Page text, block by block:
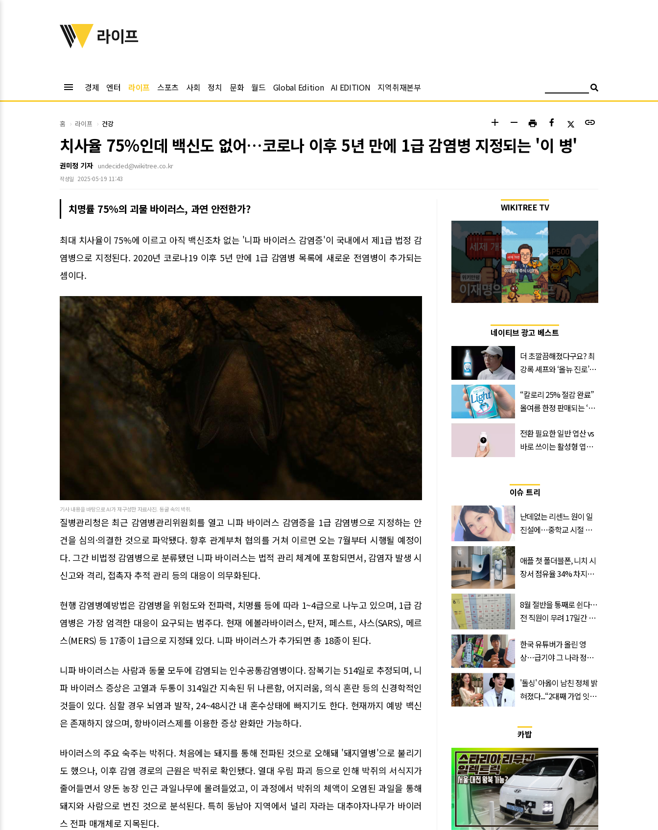
위키트리
라이프
menu 경제 엔터 라이프 스포츠 사회 정치 문화 월드 Global Edition AI EDITION 지역취재본부
홈 라이프 건강 add remove print link
치사율 75%인데 백신도 없어…코로나 이후 5년 만에 1급 감염병 지정되는 '이 병'
권미정 기자 undecided@wikitree.co.kr
작성일 2025-05-19 11:43
치명률 75%의 괴물 바이러스, 과연 안전한가?
최대 치사율이 75%에 이르고 아직 백신조차 없는 '니파 바이러스 감염증'이 국내에서 제1급 법정 감
염병으로 지정된다. 2020년 코로나19 이후 5년 만에 1급 감염병 목록에 새로운 전염병이 추가되는
셈이다.
기사 내용을 바탕으로 AI가 재구성한 자료사진. 동굴 속의 박쥐.
질병관리청은 최근 감염병관리위원회를 열고 니파 바이러스 감염증을 1급 감염병으로 지정하는 안
건을 심의·의결한 것으로 파악됐다. 향후 관계부처 협의를 거쳐 이르면 오는 7월부터 시행될 예정이
다. 그간 비법정 감염병으로 분류됐던 니파 바이러스는 법적 관리 체계에 포함되면서, 감염자 발생 시
신고와 격리, 접촉자 추적 관리 등의 대응이 의무화된다.
현행 감염병예방법은 감염병을 위험도와 전파력, 치명률 등에 따라 1~4급으로 나누고 있으며, 1급 감
염병은 가장 엄격한 대응이 요구되는 범주다. 현재 에볼라바이러스, 탄저, 페스트, 사스(SARS), 메르
스(MERS) 등 17종이 1급으로 지정돼 있다. 니파 바이러스가 추가되면 총 18종이 된다.
니파 바이러스는 사람과 동물 모두에 감염되는 인수공통감염병이다. 잠복기는 514일로 추정되며, 니
파 바이러스 증상은 고열과 두통이 314일간 지속된 뒤 나른함, 어지러움, 의식 혼란 등의 신경학적인
것들이 있다. 심할 경우 뇌염과 발작, 24~48시간 내 혼수상태에 빠지기도 한다. 현재까지 예방 백신
은 존재하지 않으며, 항바이러스제를 이용한 증상 완화만 가능하다.
바이러스의 주요 숙주는 박쥐다. 처음에는 돼지를 통해 전파된 것으로 오해돼 '돼지열병'으로 불리기
도 했으나, 이후 감염 경로의 근원은 박쥐로 확인됐다. 열대 우림 파괴 등으로 인해 박쥐의 서식지가
줄어들면서 양돈 농장 인근 과일나무에 몰려들었고, 이 과정에서 박쥐의 체액이 오염된 과일을 통해
돼지와 사람으로 번진 것으로 분석된다. 특히 동남아 지역에서 널리 자라는 대추야자나무가 바이러
스 전파 매개체로 지목된다.
WIKITREE TV
네이티브 광고 베스트
더 초깔끔해졌다구요? 최
강록 셰프와 ‘올뉴 진로’의
“칼로리 25% 절감 완료”
올여름 한정 판매되는 ‘최
전환 필요한 일반 엽산 vs
바로 쓰이는 활성형 엽
이슈 트리
난데없는 리센느 원이 일
진설에…중학교 시절 담
애플 첫 폴더블폰, 니치 시
장서 점유율 34% 차지할
8월 절반을 통째로 쉰다…
전 직원이 무려 17일간 휴
한국 유튜버가 올린 영
상…급기야 그 나라 정부
'돌싱' 아옳이 남친 정체 밝
혀졌다...“2대째 가업 잇는
카밥